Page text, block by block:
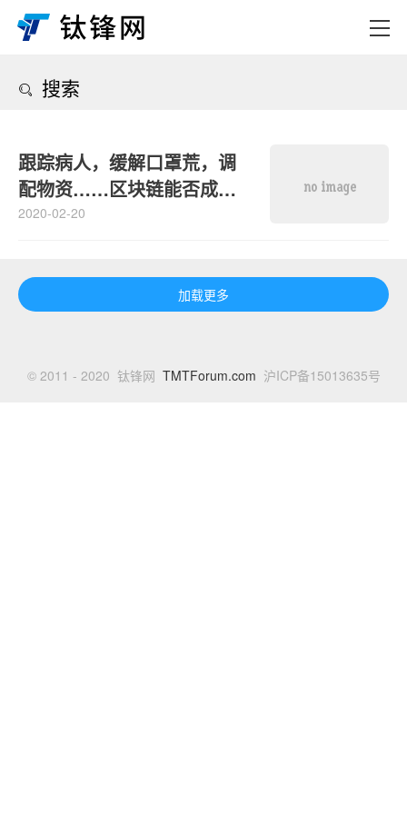
搜索
跟踪病人，缓解口罩荒，调
配物资……区块链能否成为
抗击疫情的法宝？
2020-02-20
加载更多
© 2011 - 2020 钛锋网 TMTForum.com 沪ICP备15013635号